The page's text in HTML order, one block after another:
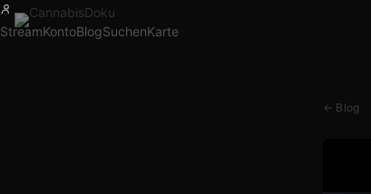
StreamKontoBlogSuchenKarte
← Blog